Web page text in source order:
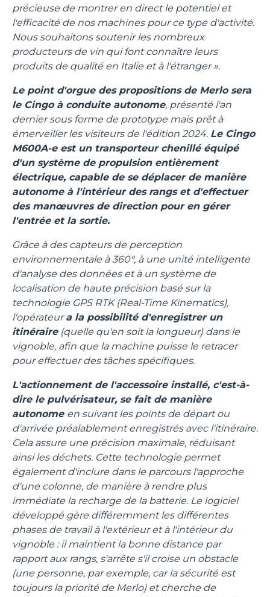
précieuse de montrer en direct le potentiel et
l'efficacité de nos machines pour ce type d'activité.
Nous souhaitons soutenir les nombreux
producteurs de vin qui font connaître leurs
produits de qualité en Italie et à l'étranger ».
Le point d'orgue des propositions de Merlo sera
le Cingo à conduite autonome, présenté l'an
dernier sous forme de prototype mais prêt à
émerveiller les visiteurs de l'édition 2024. Le Cingo
M600A-e est un transporteur chenillé équipé
d'un système de propulsion entièrement
électrique, capable de se déplacer de manière
autonome à l'intérieur des rangs et d'effectuer
des manœuvres de direction pour en gérer
l'entrée et la sortie.
Grâce à des capteurs de perception
environnementale à 360°, à une unité intelligente
d'analyse des données et à un système de
localisation de haute précision basé sur la
technologie GPS RTK (Real-Time Kinematics),
l'opérateura la possibilité d'enregistrer un
itinéraire(quelle qu'en soit la longueur) dans le
vignoble, afin que la machine puisse le retracer
pour effectuer des tâches spécifiques.
L'actionnement de l'accessoire installé, c'est-à-
dire le pulvérisateur, se fait de manière
autonome en suivant les points de départ ou
d'arrivée préalablement enregistrés avec l'itinéraire.
Cela assure une précision maximale, réduisant
ainsi les déchets. Cette technologie permet
également d'inclure dans le parcours l'approche
d'une colonne, de manière à rendre plus
immédiate la recharge de la batterie. Le logiciel
développé gère différemment les différentes
phases de travail à l'extérieur et à l'intérieur du
vignoble : il maintient la bonne distance par
rapport aux rangs, s'arrête s'il croise un obstacle
(une personne, par exemple, car la sécurité est
toujours la priorité de Merlo) et cherche de